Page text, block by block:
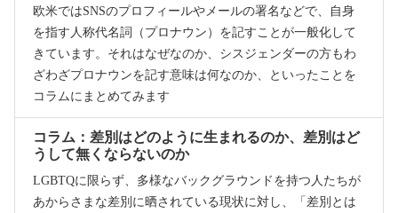
欧米ではSNSのプロフィールやメールの署名などで、自身
を指す人称代名詞（プロナウン）を記すことが一般化して
きています。それはなぜなのか、シスジェンダーの方もわ
ざわざプロナウンを記す意味は何なのか、といったことを
コラムにまとめてみます
コラム：差別はどのように生まれるのか、差別はど
うして無くならないのか
LGBTQに限らず、多様なバックグラウンドを持つ人たちが
あからさまな差別に晒されている現状に対し、「差別とは